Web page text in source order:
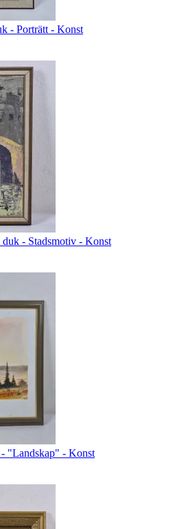
- Porträtt - Konst
- Stadsmotiv - Konst
"Landskap" - Konst